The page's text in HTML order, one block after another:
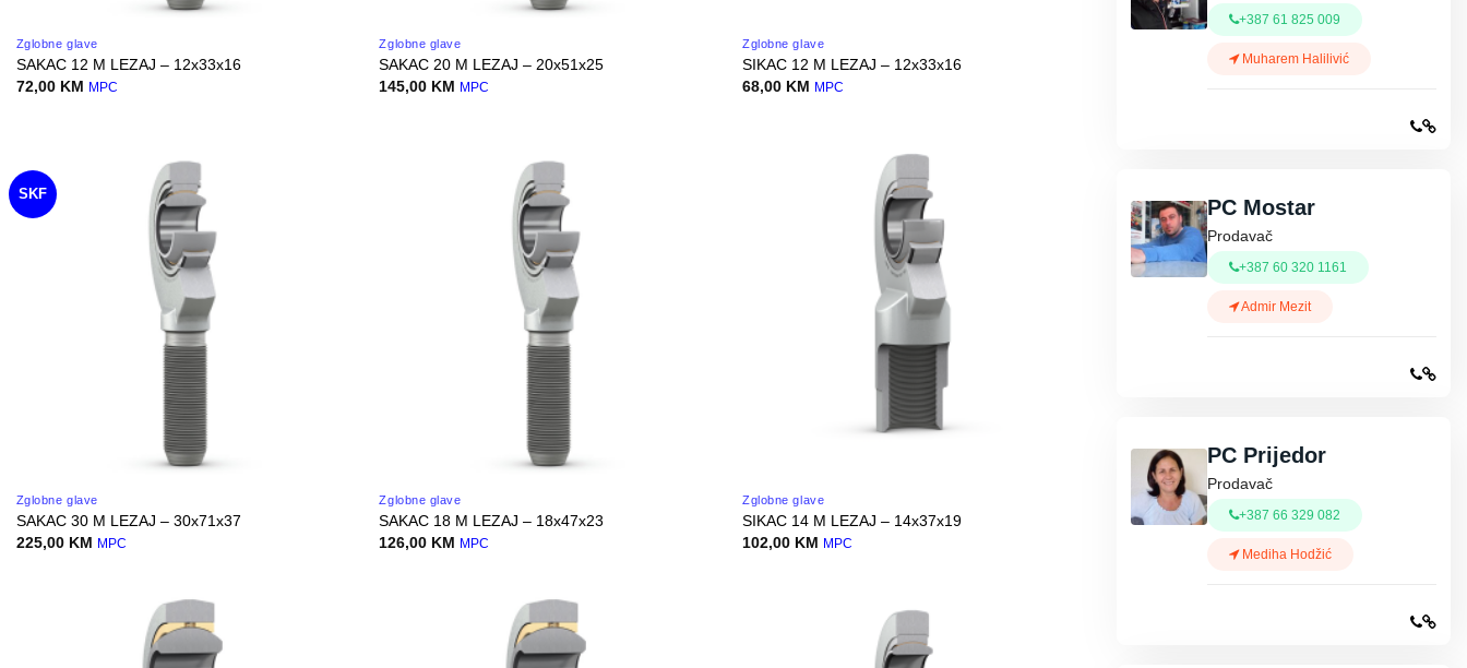
Zglobne glave
SAKAC 12 M LEZAJ – 12x33x16
72,00 KM MPC
Zglobne glave
SAKAC 20 M LEZAJ – 20x51x25
145,00 KM MPC
Zglobne glave
SIKAC 12 M LEZAJ – 12x33x16
68,00 KM MPC
SKF
Zglobne glave
SAKAC 30 M LEZAJ – 30x71x37
225,00 KM MPC
Zglobne glave
SAKAC 18 M LEZAJ – 18x47x23
126,00 KM MPC
Zglobne glave
SIKAC 14 M LEZAJ – 14x37x19
102,00 KM MPC
+387 61 825 009
Muharem Halilivić
PC Mostar
Prodavač
+387 60 320 1161
Admir Mezit
PC Prijedor
Prodavač
+387 66 329 082
Mediha Hodžić